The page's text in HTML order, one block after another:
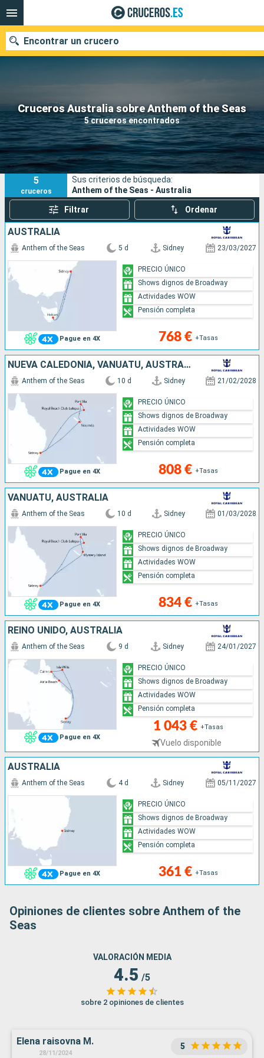
Cruceros Australia sobre Anthem of the Seas
5 cruceros encontrados
Encontrar un crucero
Nuestros destinos
Fecha de salida
Puertos Compañías
Buscar
5
cruceros
Sus criterios de búsqueda:
Anthem of the Seas - Australia
Filtrar Ordenar
AUSTRALIA
Pague en 4X
Anthem of the Seas 5 d Sidney 23/03/2027
768 € +Tasas
PRECIO ÚNICO
Shows dignos de Broadway
Actividades WOW
Pensión completa
NUEVA CALEDONIA, VANUATU, AUSTRALIA
Pague en 4X
Anthem of the Seas 10 d Sidney 21/02/2028
808 € +Tasas
PRECIO ÚNICO
Shows dignos de Broadway
Actividades WOW
Pensión completa
VANUATU, AUSTRALIA
Pague en 4X
Anthem of the Seas 10 d Sidney 01/03/2028
834 € +Tasas
PRECIO ÚNICO
Shows dignos de Broadway
Actividades WOW
Pensión completa
REINO UNIDO, AUSTRALIA
Pague en 4X
Anthem of the Seas 9 d Sidney 24/01/2027
1 043 € +Tasas
Vuelo disponible
PRECIO ÚNICO
Shows dignos de Broadway
Actividades WOW
Pensión completa
AUSTRALIA
Pague en 4X
Anthem of the Seas 4 d Sidney 05/11/2027
361 € +Tasas
PRECIO ÚNICO
Shows dignos de Broadway
Actividades WOW
Pensión completa
Opiniones de clientes sobre Anthem of the
Seas
VALORACIÓN MEDIA
4.5 /5
sobre 2 opiniones de clientes
Elena raisovna M.
28/11/2024
5